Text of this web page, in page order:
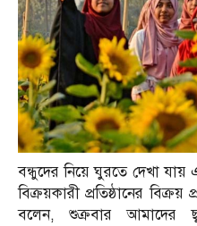
বন্ধুদের নিয়ে ঘুরতে দেখা
বিক্রয়কারী প্রতিষ্ঠানের
বলেন, শুক্রবার আমাদের